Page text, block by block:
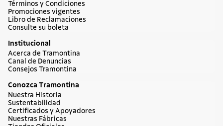
Términos y Condiciones
Promociones vigentes
Libro de Reclamaciones
Consulte su boleta
Institucional
Acerca de Tramontina
Canal de Denuncias
Consejos Tramontina
Conozca Tramontina
Nuestra Historia
Sustentabilidad
Certificados y Apoyadores
Nuestras Fábricas